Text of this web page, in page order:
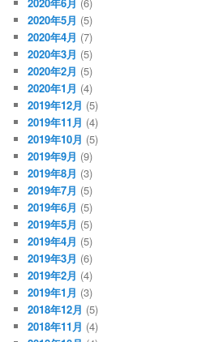
2020年5月 (5)
2020年4月 (7)
2020年3月 (5)
2020年2月 (5)
2020年1月 (4)
2019年12月 (5)
2019年11月 (4)
2019年10月 (5)
2019年9月 (9)
2019年8月 (3)
2019年7月 (5)
2019年6月 (5)
2019年5月 (5)
2019年4月 (5)
2019年3月 (6)
2019年2月 (4)
2019年1月 (3)
2018年12月 (5)
2018年11月 (4)